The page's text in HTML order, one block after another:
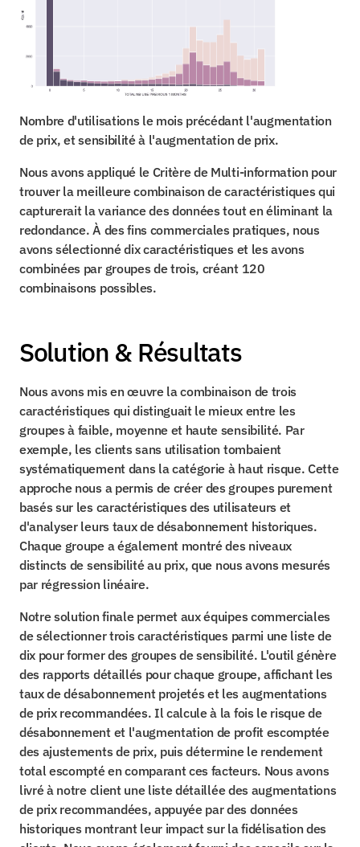
Nombre d'utilisations le mois précédant l'augmentation
de prix, et sensibilité à l'augmentation de prix.
Nous avons appliqué le Critère de Multi-information pour
trouver la meilleure combinaison de caractéristiques qui
capturerait la variance des données tout en éliminant la
redondance. À des fins commerciales pratiques, nous
avons sélectionné dix caractéristiques et les avons
combinées par groupes de trois, créant 120
combinaisons possibles.
Solution & Résultats
Nous avons mis en œuvre la combinaison de trois
caractéristiques qui distinguait le mieux entre les
groupes à faible, moyenne et haute sensibilité. Par
exemple, les clients sans utilisation tombaient
systématiquement dans la catégorie à haut risque. Cette
approche nous a permis de créer des groupes purement
basés sur les caractéristiques des utilisateurs et
d'analyser leurs taux de désabonnement historiques.
Chaque groupe a également montré des niveaux
distincts de sensibilité au prix, que nous avons mesurés
par régression linéaire.
Notre solution finale permet aux équipes commerciales
de sélectionner trois caractéristiques parmi une liste de
dix pour former des groupes de sensibilité. L'outil génère
des rapports détaillés pour chaque groupe, affichant les
taux de désabonnement projetés et les augmentations
de prix recommandées. Il calcule à la fois le risque de
désabonnement et l'augmentation de profit escomptée
des ajustements de prix, puis détermine le rendement
total escompté en comparant ces facteurs. Nous avons
livré à notre client une liste détaillée des augmentations
de prix recommandées, appuyée par des données
historiques montrant leur impact sur la fidélisation des